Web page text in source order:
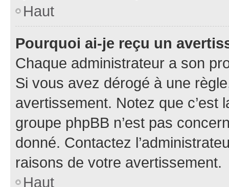
Haut
Pourquoi ai-je reçu un
Chaque administrateur a son
Si vous avez dérogé à une
avertissement. Notez que c’est
groupe phpBB n’est pas
donné. Contactez
raisons de votre avertissement.
Haut